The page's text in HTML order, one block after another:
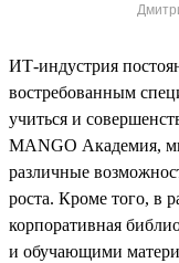
ИТ-индустрия
востребованным
учиться и
MANGO Академия,
различные
роста. Кроме того, в
корпоративная
и обучающими